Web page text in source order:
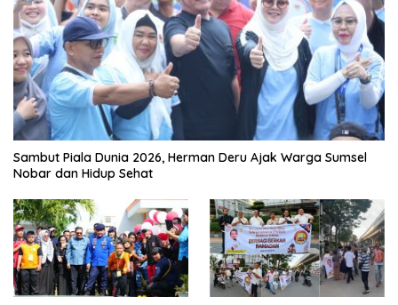
Sambut Piala Dunia 2026, Herman Deru Ajak Warga Sumsel
Nobar dan Hidup Sehat